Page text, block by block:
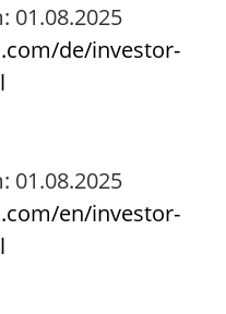
01.08.2025
de/investor-
01.08.2025
en/investor-